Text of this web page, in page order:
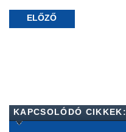
ELŐZŐ
KAPCSOLÓDÓ CIKKEK: